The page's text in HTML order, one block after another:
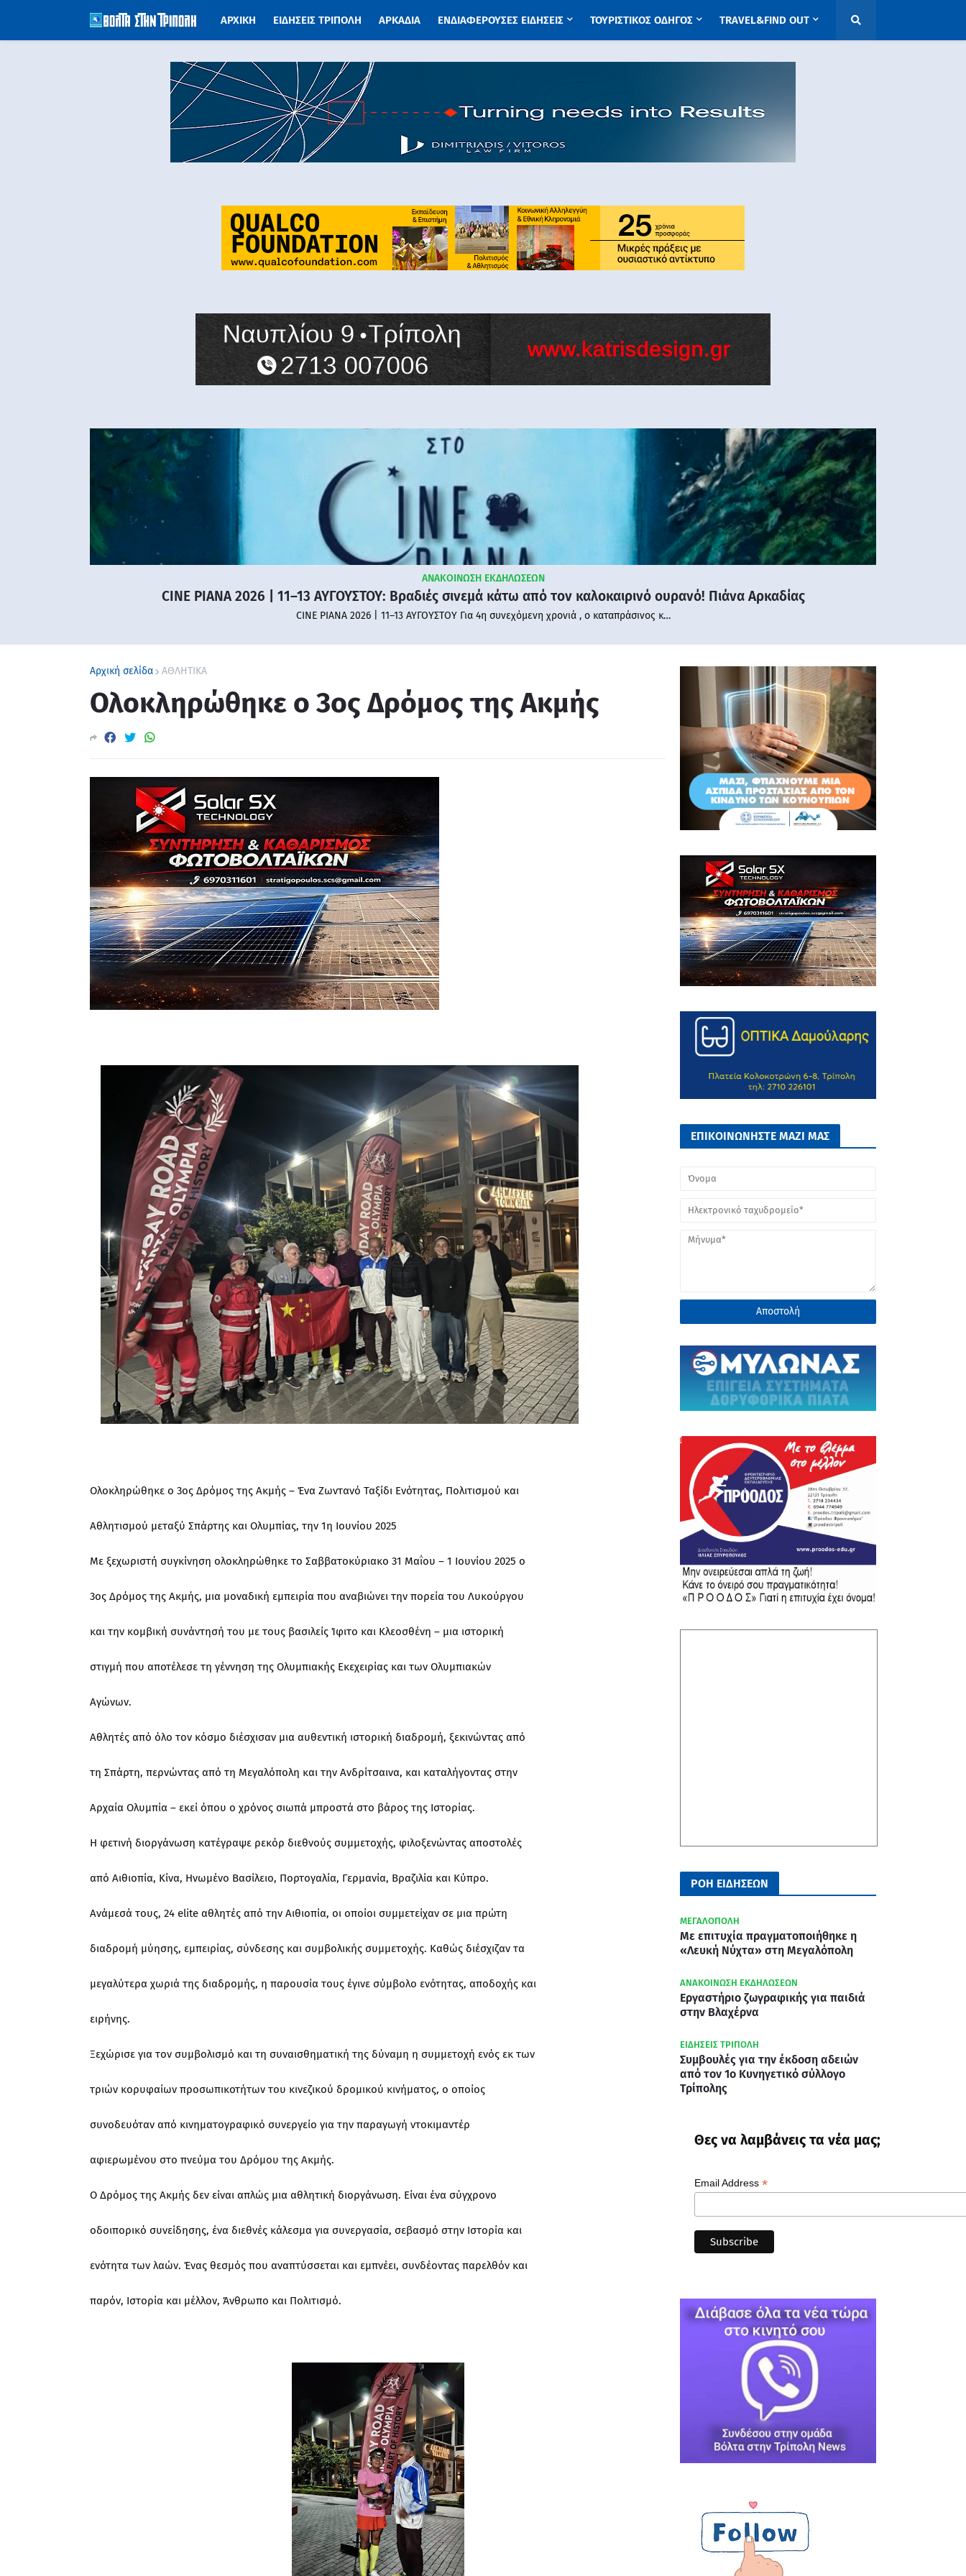
ΑΡΧΙΚΗ ΕΙΔΗΣΕΙΣ ΤΡΙΠΟΛΗ ΑΡΚΑΔΙΑ ΕΝΔΙΑΦΕΡΟΥΣΕΣ ΕΙΔΗΣΕΙΣ ΤΟΥΡΙΣΤΙΚΟΣ ΟΔΗΓΟΣ TRAVEL&FIND OUT
ΑΝΑΚΟΙΝΩΣΗ ΕΚΔΗΛΩΣΕΩΝ
CINE PIANA 2026 | 11–13 ΑΥΓΟΥΣΤΟΥ: Βραδιές σινεμά κάτω από τον καλοκαιρινό ουρανό! Πιάνα Αρκαδίας
CINE PIANA 2026 | 11–13 ΑΥΓΟΥΣΤΟΥ Για 4η συνεχόμενη χρονιά , ο καταπράσινος κ…
Αρχική σελίδα ΑΘΛΗΤΙΚΑ
Ολοκληρώθηκε ο 3ος Δρόμος της Ακμής
Ολοκληρώθηκε ο 3ος Δρόμος της Ακμής – Ένα Ζωντανό Ταξίδι Ενότητας, Πολιτισμού και
Αθλητισμού μεταξύ Σπάρτης και Ολυμπίας, την 1η Ιουνίου 2025
Με ξεχωριστή συγκίνηση ολοκληρώθηκε το Σαββατοκύριακο 31 Μαΐου – 1 Ιουνίου 2025 ο
3ος Δρόμος της Ακμής, μια μοναδική εμπειρία που αναβιώνει την πορεία του Λυκούργου
και την κομβική συνάντησή του με τους βασιλείς Ίφιτο και Κλεοσθένη – μια ιστορική
στιγμή που αποτέλεσε τη γέννηση της Ολυμπιακής Εκεχειρίας και των Ολυμπιακών
Αγώνων.
Αθλητές από όλο τον κόσμο διέσχισαν μια αυθεντική ιστορική διαδρομή, ξεκινώντας από
τη Σπάρτη, περνώντας από τη Μεγαλόπολη και την Ανδρίτσαινα, και καταλήγοντας στην
Αρχαία Ολυμπία – εκεί όπου ο χρόνος σιωπά μπροστά στο βάρος της Ιστορίας.
Η φετινή διοργάνωση κατέγραψε ρεκόρ διεθνούς συμμετοχής, φιλοξενώντας αποστολές
από Αιθιοπία, Κίνα, Ηνωμένο Βασίλειο, Πορτογαλία, Γερμανία, Βραζιλία και Κύπρο.
Ανάμεσά τους, 24 elite αθλητές από την Αιθιοπία, οι οποίοι συμμετείχαν σε μια πρώτη
διαδρομή μύησης, εμπειρίας, σύνδεσης και συμβολικής συμμετοχής. Καθώς διέσχιζαν τα
μεγαλύτερα χωριά της διαδρομής, η παρουσία τους έγινε σύμβολο ενότητας, αποδοχής και
ειρήνης.
Ξεχώρισε για τον συμβολισμό και τη συναισθηματική της δύναμη η συμμετοχή ενός εκ των
τριών κορυφαίων προσωπικοτήτων του κινεζικού δρομικού κινήματος, ο οποίος
συνοδευόταν από κινηματογραφικό συνεργείο για την παραγωγή ντοκιμαντέρ
αφιερωμένου στο πνεύμα του Δρόμου της Ακμής.
Ο Δρόμος της Ακμής δεν είναι απλώς μια αθλητική διοργάνωση. Είναι ένα σύγχρονο
οδοιπορικό συνείδησης, ένα διεθνές κάλεσμα για συνεργασία, σεβασμό στην Ιστορία και
ενότητα των λαών. Ένας θεσμός που αναπτύσσεται και εμπνέει, συνδέοντας παρελθόν και
παρόν, Ιστορία και μέλλον, Άνθρωπο και Πολιτισμό.
ΕΠΙΚΟΙΝΩΝΗΣΤΕ ΜΑΖΙ ΜΑΣ
ΡΟΗ ΕΙΔΗΣΕΩΝ
ΜΕΓΑΛΟΠΟΛΗ
Με επιτυχία πραγματοποιήθηκε η
«Λευκή Νύχτα» στη Μεγαλόπολη
ΑΝΑΚΟΙΝΩΣΗ ΕΚΔΗΛΩΣΕΩΝ
Εργαστήριο ζωγραφικής για παιδιά
στην Βλαχέρνα
ΕΙΔΗΣΕΙΣ ΤΡΙΠΟΛΗ
Συμβουλές για την έκδοση αδειών
από τον 1ο Κυνηγετικό σύλλογο
Τρίπολης
Θες να λαμβάνεις τα νέα μας;
Email Address *